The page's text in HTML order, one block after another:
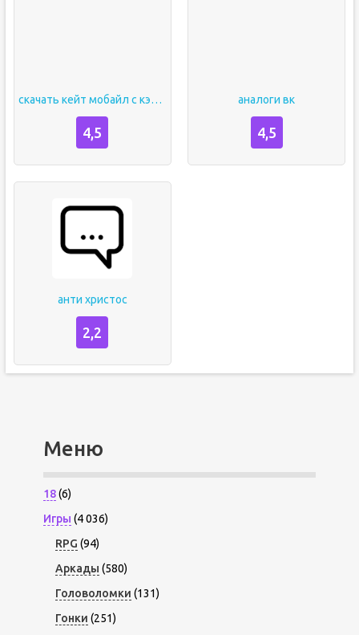
скачать кейт мобайл с кэшем
4,5
аналоги вк
4,5
анти христос
2,2
Меню
18(6)
Игры (4 036)
RPG (94)
Аркады (580)
Головоломки (131)
Гонки (251)